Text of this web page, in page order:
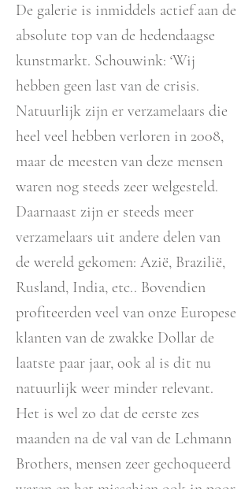
De galerie is inmiddels actief aan de
absolute top van de hedendaagse
kunstmarkt. Schouwink: ‘Wij
hebben geen last van de crisis.
Natuurlijk zijn er verzamelaars die
heel veel hebben verloren in 2008,
maar de meesten van deze mensen
waren nog steeds zeer welgesteld.
Daarnaast zijn er steeds meer
verzamelaars uit andere delen van
de wereld gekomen: Azië, Brazilië,
Rusland, India, etc.. Bovendien
profiteerden veel van onze Europese
klanten van de zwakke Dollar de
laatste paar jaar, ook al is dit nu
natuurlijk weer minder relevant.
Het is wel zo dat de eerste zes
maanden na de val van de Lehmann
Brothers, mensen zeer gechoqueerd